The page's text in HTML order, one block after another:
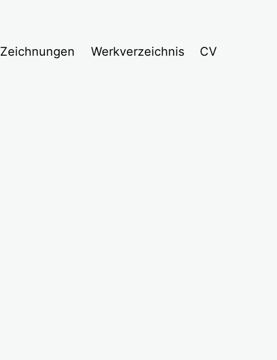
Zeichnungen Werkverzeichnis CV